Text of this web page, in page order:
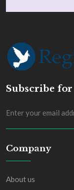
Subscribe for
Company
About us